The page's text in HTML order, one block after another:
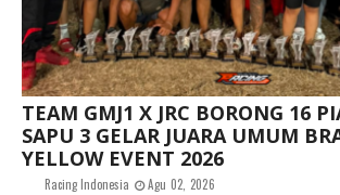
TEAM GMJ1 X JRC BORONG 16
SAPU 3 GELAR JUARA UMUM
YELLOW EVENT 2026
Racing Indonesia Agu 02, 2026